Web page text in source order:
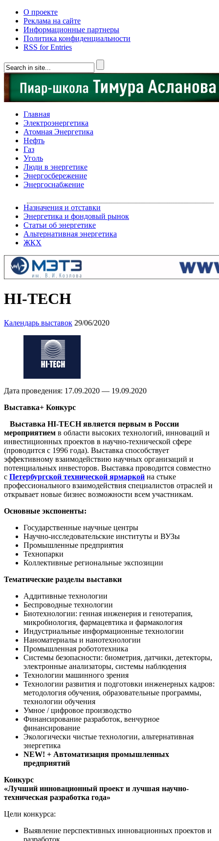
О проекте
Реклама на сайте
Информационные партнеры
Политика конфиденциальности
RSS for Entries
Главная
Электроэнергетика
Атомная Энергетика
Нефть
Газ
Уголь
Люди в энергетике
Энергосбережение
Энергоснабжение
Назначения и отставки
Энергетика и фондовый рынок
Статьи об энергетике
Альтернативная энергетика
ЖКХ
HI-TECH
Календарь выставок 29/06/2020
Дата проведения: 17.09.2020 — 19.09.2020
Выставка+ Конкурс
Выставка HI-TECH является первым в России
мероприятием в области высоких технологий, инноваций и
инвестиционных проектов в научно-технической сфере
(проводится с 1996 года). Выставка способствует
эффективному взаимодействию научных организаций и
потенциальных инвесторов. Выставка проводится совместно
с Петербургской технической ярмаркой на стыке
профессионального взаимодействия специалистов отраслей и
открывает новые бизнес возможности всем участникам.
Основные экспоненты:
Государственные научные центры
Научно-исследовательские институты и ВУЗы
Промышленные предприятия
Технопарки
Коллективные региональные экспозиции
Тематические разделы выставки
Аддитивные технологии
Беспроводные технологии
Биотехнологии: генная инженерия и генотерапия,
микробиология, фармацевтика и фармакология
Индустриальные информационные технологии
Наноматериалы и нанотехнологии
Промышленная робототехника
Системы безопасности: биометрия, датчики, детекторы,
электронные анализаторы, системы наблюдения
Технологии машинного зрения
Технологии развития и подготовки инженерных кадров:
методология обучения, образовательные программы,
технологии обучения
Умное / цифровое производство
Финансирование разработок, венчурное
финансирование
Экологически чистые технологии, альтернативная
энергетика
NEW! + Автоматизация промышленных
предприятий
Конкурс
«Лучший инновационный проект и лучшая научно-
техническая разработка года»
Цели конкурса:
Выявление перспективных инновационных проектов и
разработок